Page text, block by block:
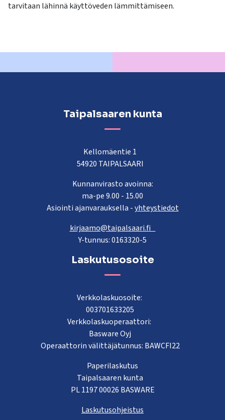
tarvitaan lähinnä käyttöveden lämmittämiseen.
Taipalsaaren kunta
Kellomäentie 1
54920 TAIPALSAARI
Kunnanvirasto avoinna:
ma-pe 9.00 - 15.00
Asiointi ajanvarauksella -yhteystiedot
kirjaamo@taipalsaari.fi
Y-tunnus: 0163320-5
Laskutusosoite
Verkkolaskuosoite:
003701633205
Verkkolaskuoperaattori:
Basware Oyj
Operaattorin välittäjätunnus: BAWCFI22
Paperilaskutus
Taipalsaaren kunta
PL 1197 00026 BASWARE
Laskutusohjeistus